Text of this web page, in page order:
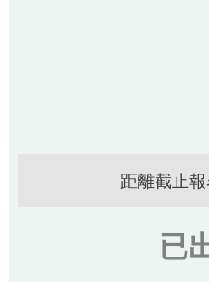
距離截止
已